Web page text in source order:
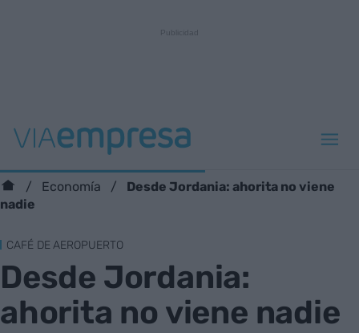
Economía
Desde Jordania: ahorita no viene
nadie
CAFÉ DE AEROPUERTO
Desde Jordania:
ahorita no viene nadie